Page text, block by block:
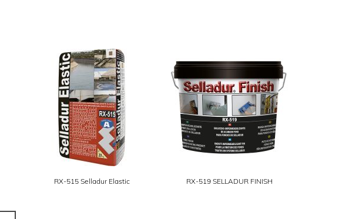
RX-515 Selladur Elastic RX-519 SELLADUR FINISH